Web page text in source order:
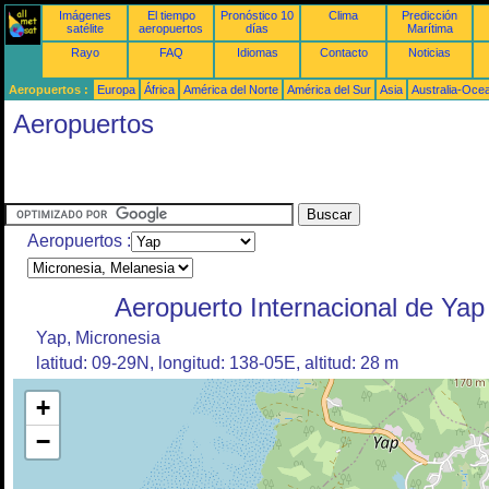
Imágenes
satélite
El tiempo
aeropuertos
Pronóstico 10
días
Clima
Predicción
Marítima
Rayo
FAQ Idiomas Contacto Noticias
Aeropuertos : Europa África América del Norte América del Sur Asia Australia-
Aeropuertos
Aeropuertos :
Aeropuerto Internacional de Yap
Yap, Micronesia
latitud: 09-29N, longitud: 138-05E, altitud: 28 m
+
−